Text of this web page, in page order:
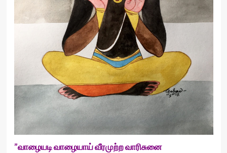
”வாழையடி வாழையாய் வீரமுற்ற வாரிசுனை